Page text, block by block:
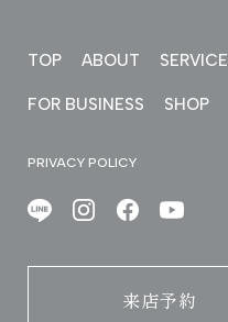
TOP ABOUT SERVICE
FOR BUSINESS SHOP
PRIVACY POLICY
来店予約